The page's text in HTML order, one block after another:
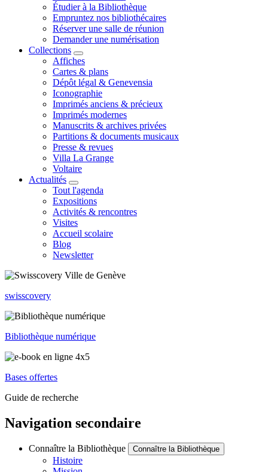
Étudier à la Bibliothèque
Empruntez nos bibliothécaires
Réserver une salle de réunion
Demander une numérisation
Collections
Affiches
Cartes & plans
Dépôt légal & Genevensia
Iconographie
Imprimés anciens & précieux
Imprimés modernes
Manuscrits & archives privées
Partitions & documents musicaux
Presse & revues
Villa La Grange
Voltaire
Actualités
Tout l'agenda
Expositions
Activités & rencontres
Visites
Accueil scolaire
Blog
Newsletter
swisscovery
Bibliothèque numérique
Bases offertes
Guide de recherche
Navigation secondaire
Connaître la Bibliothèque Connaître la Bibliothèque
Histoire